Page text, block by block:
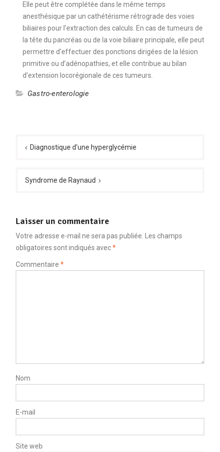
Elle peut être complétée dans le même temps
anesthésique par un cathétérisme rétrograde des voies
biliaires pour l’extraction des calculs. En cas de tumeurs de
la tête du pancréas ou de la voie biliaire principale, elle peut
permettre d'effectuer des ponctions dirigées de la lésion
primitive ou d’adénopathies, et elle contribue au bilan
d’extension locorégionale de ces tumeurs.
Gastro-enterologie
de Diagnostique d'une hyperglycémie
Syndrome de Raynaud
Laisser un commentaire
Votre adresse e-mail ne sera pas publiée. Les champs
obligatoires sont indiqués avec*
Commentaire *
Nom
E-mail
Site web